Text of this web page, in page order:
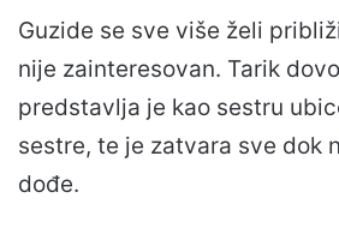
Guzide se sve više želi
nije zainteresovan. Tarik
predstavlja je kao sestru
sestre, te je zatvara sve dok
dođe.